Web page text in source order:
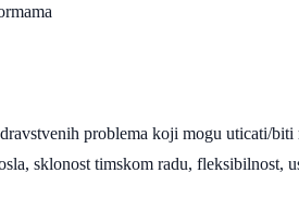
problema koji mogu uticati/
sklonost timskom radu, fleksibilnost,